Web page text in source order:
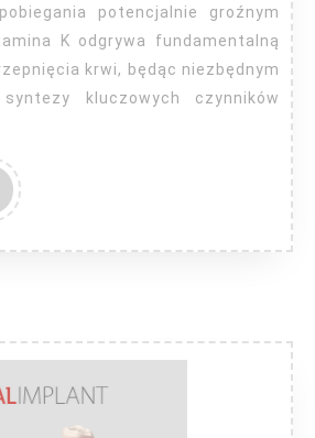
witaminę
K?
potencjalnie groźnym
K odgrywa fundamentalną
krwi, będąc niezbędnym
kluczowych czynników